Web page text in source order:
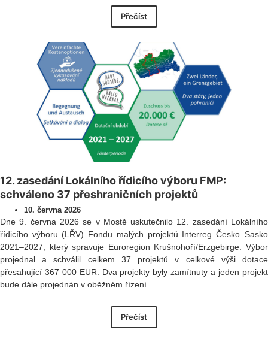
Přečíst
12. zasedání Lokálního řídicího výboru FMP:
schváleno 37 přeshraničních projektů
10. června 2026
Dne 9. června 2026 se v Mostě uskutečnilo 12. zasedání Lokálního
řídicího výboru (LŘV) Fondu malých projektů Interreg Česko–Sasko
2021–2027, který spravuje Euroregion Krušnohoří/Erzgebirge. Výbor
projednal a schválil celkem 37 projektů v celkové výši dotace
přesahující 367 000 EUR. Dva projekty byly zamítnuty a jeden projekt
bude dále projednán v oběžném řízení.
Přečíst